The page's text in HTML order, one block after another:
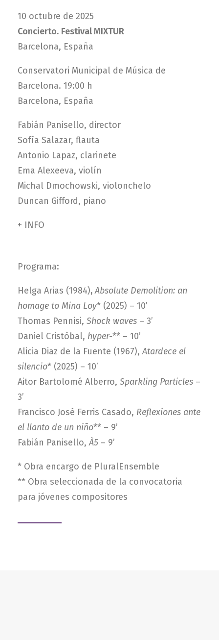
10 octubre de 2025
Concierto. Festival MIXTUR
Barcelona, España
Conservatori Municipal de Música de
Barcelona. 19:00 h
Barcelona, España
Fabián Panisello, director
Sofía Salazar, flauta
Antonio Lapaz, clarinete
Ema Alexeeva, violín
Michal Dmochowski, violonchelo
Duncan Gifford, piano
+ INFO
Programa:
Helga Arias (1984), Absolute Demolition: an
homage to Mina Loy* (2025) – 10’
Thomas Pennisi, Shock waves – 3’
Daniel Cristóbal, hyper-** – 10’
Alicia Diaz de la Fuente (1967),Atardece el
silencio* (2025) – 10’
Aitor Bartolomé Alberro, Sparkling Particles –
3’
Francisco José Ferris Casado, Reflexiones ante
el llanto de un niño** – 9’
Fabián Panisello,À5 – 9’
* Obra encargo de PluralEnsemble
** Obra seleccionada de la convocatoria
para jóvenes compositores